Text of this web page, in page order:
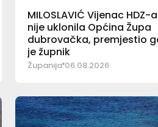
MILOSLAVIĆ Vijenac HDZ-a
nije uklonila Općina Župa
dubrovačka, premjestio
je župnik
Županija 06.08.2026